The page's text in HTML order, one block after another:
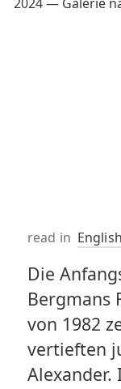
read in English
Die
Bergmans
von 1982
vertieften
Alexander.